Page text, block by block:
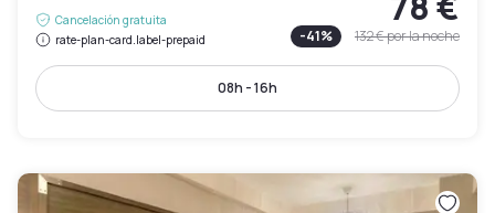
Cancelación gratuita
rate-plan-card.label-prepaid
-41% 132 €por la noche
08h - 16h